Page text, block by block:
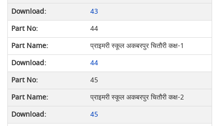
43
44
प्राइमरी स्कूल अकबरपुर चितौरी कक्ष-1
44
45
प्राइमरी स्कूल अकबरपुर चितौरी कक्ष-2
45